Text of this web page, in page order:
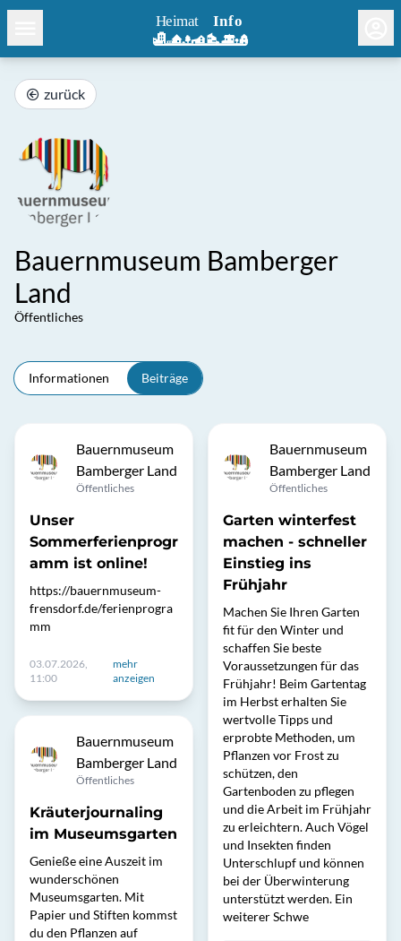
zurück
Bauernmuseum Bamberger
Land
Öffentliches
Informationen Beiträge
Bauernmuseum
Bamberger Land
Öffentliches
Unser
Sommerferienprogr
amm ist online!
https://bauernmuseum-
frensdorf.de/ferienprogra
mm
03.07.2026,
11:00
mehr
anzeigen
Bauernmuseum
Bamberger Land
Öffentliches
Kräuterjournaling
im Museumsgarten
Genieße eine Auszeit im
wunderschönen
Museumsgarten. Mit
Papier und Stiften kommst
du den Pflanzen auf
Bauernmuseum
Bamberger Land
Öffentliches
Garten winterfest
machen - schneller
Einstieg ins
Frühjahr
Machen Sie Ihren Garten
fit für den Winter und
schaffen Sie beste
Voraussetzungen für das
Frühjahr! Beim Gartentag
im Herbst erhalten Sie
wertvolle Tipps und
erprobte Methoden, um
Pflanzen vor Frost zu
schützen, den
Gartenboden zu pflegen
und die Arbeit im Frühjahr
zu erleichtern. Auch Vögel
und Insekten finden
Unterschlupf und können
bei der Überwinterung
unterstützt werden. Ein
weiterer Schwe